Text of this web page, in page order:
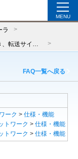
MENU
ラ
FAQ一覧へ戻る
ーク > 仕様・機能
トワーク > 仕様・機能
トワーク > 仕様・機能